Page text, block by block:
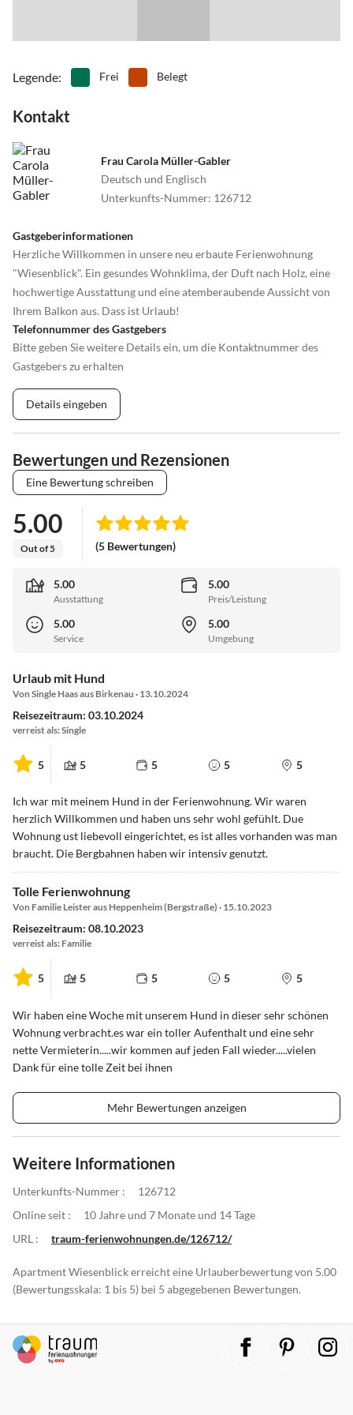
Legende: Frei Belegt
Kontakt
Frau Carola Müller-Gabler
Deutsch und Englisch
Unterkunfts-Nummer: 126712
Gastgeberinformationen
Herzliche Willkommen in unsere neu erbaute Ferienwohnung
"Wiesenblick". Ein gesundes Wohnklima, der Duft nach Holz, eine
hochwertige Ausstattung und eine atemberaubende Aussicht von
Ihrem Balkon aus. Dass ist Urlaub!
Telefonnummer des Gastgebers
Bitte geben Sie weitere Details ein, um die Kontaktnummer des
Gastgebers zu erhalten
Details eingeben
Bewertungen und Rezensionen
Eine Bewertung schreiben
5.00
Out of 5 (5 Bewertungen)
5.00
Ausstattung
5.00
Preis/Leistung
5.00
Service
5.00
Umgebung
Urlaub mit Hund
Von Single Haas aus Birkenau · 13.10.2024
Reisezeitraum: 03.10.2024
verreist als: Single
5 5 5 5 5
Ich war mit meinem Hund in der Ferienwohnung. Wir waren
herzlich Willkommen und haben uns sehr wohl gefühlt. Due
Wohnung ust liebevoll eingerichtet, es ist alles vorhanden was man
braucht. Die Bergbahnen haben wir intensiv genutzt.
Tolle Ferienwohnung
Von Familie Leister aus Heppenheim (Bergstraße) · 15.10.2023
Reisezeitraum: 08.10.2023
verreist als: Familie
5 5 5 5 5
Wir haben eine Woche mit unserem Hund in dieser sehr schönen
Wohnung verbracht.es war ein toller Aufenthalt und eine sehr
nette Vermieterin.....wir kommen auf jeden Fall wieder.....vielen
Dank für eine tolle Zeit bei ihnen
Mehr Bewertungen anzeigen
Weitere Informationen
Unterkunfts-Nummer :
126712
Online seit :
10 Jahre und 7 Monate und 14 Tage
URL :
traum-ferienwohnungen.de/126712/
Apartment Wiesenblick erreicht eine Urlauberbewertung von 5.00
(Bewertungsskala: 1 bis 5) bei 5 abgegebenen Bewertungen.